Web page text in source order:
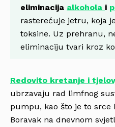
eliminacija alkohola i
rasterećuje jetru, koja
toksine. Uz prehranu,
eliminaciju tvari kroz
Redovito kretanje i
ubrzavaju rad limfnog
pumpu, kao što je to srce
Boravak na dnevnom